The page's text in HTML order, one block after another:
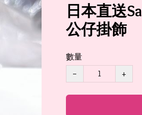
日本直送
公仔掛飾
數量
−
+